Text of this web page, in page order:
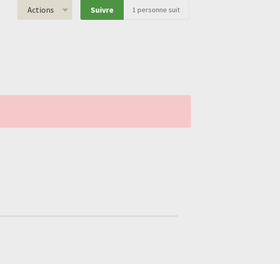
Actions Suivre 1 personne suit